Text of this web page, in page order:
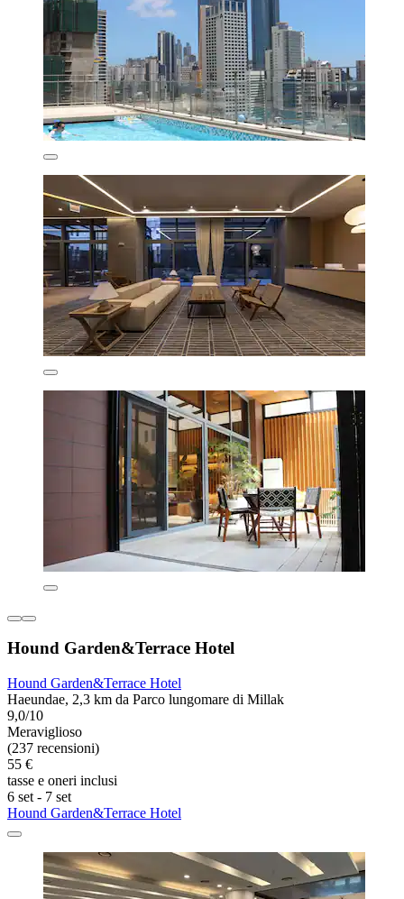
Hound Garden&Terrace Hotel
Hound Garden&Terrace Hotel
Haeundae, 2,3 km da Parco lungomare di Millak
9,0/10
Meraviglioso
(237 recensioni)
55 €
tasse e oneri inclusi
6 set - 7 set
Hound Garden&Terrace Hotel